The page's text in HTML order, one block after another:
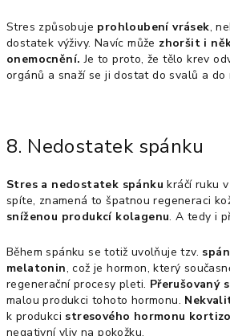
Stres způsobuje prohloubení vrásek,
dostatek výživy. Navíc může zhoršit i
onemocnění. Je to proto, že tělo krev
orgánů a snaží se ji dostat do svalů a do
8. Nedostatek spánku
Stres a nedostatek spánku kráčí ruku
spíte, znamená to špatnou regeneraci
sníženou produkcí kolagenu. A tedy i
Během spánku se totiž uvolňuje tzv.
melatonin, což je hormon, který
regenerační procesy pleti. Přerušovaný
malou produkci tohoto hormonu.
k produkci stresového hormonu
negativní vliv na pokožku.